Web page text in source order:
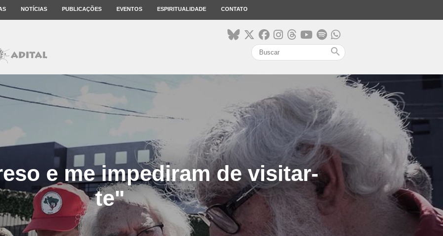
NOTÍCIAS PUBLICAÇÕES EVENTOS ESPIRITUALIDADE CONTATO
search
e me impediram de visitar-
te"